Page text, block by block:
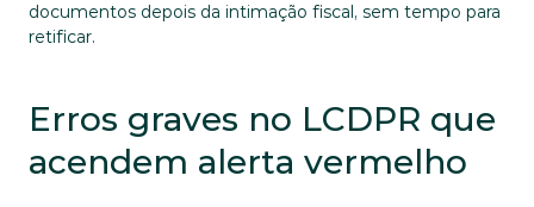
documentos depois da intimação fiscal, sem tempo para
retificar.
Erros graves no LCDPR que
acendem alerta vermelho